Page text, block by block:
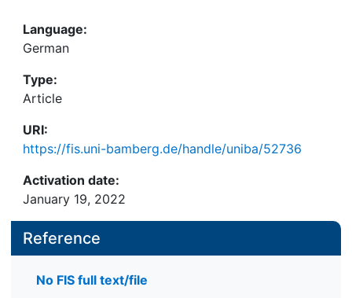
Language:
German
Type:
Article
URI:
https://fis.uni-bamberg.de/handle/uniba/52736
Activation date:
January 19, 2022
Reference
No FIS full text/file